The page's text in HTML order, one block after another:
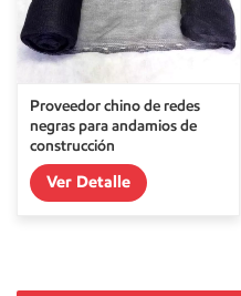
Proveedor chino de redes
negras para andamios de
construcción
Ver Detalle